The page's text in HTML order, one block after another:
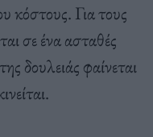
κόστους. Για τους
σε ένα ασταθές
δουλειάς φαίνεται